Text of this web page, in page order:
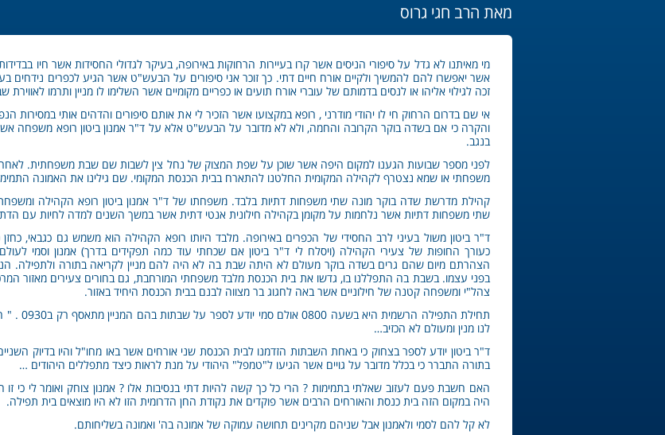
מאת הרב חגי גרוס
מי מאיתנו לא גדל על סיפורי הניסים אשר קרו בעיירות הרחוקות באירופה, בעיקר לגדולי החסידות אשר חיו
אשר יאפשרו להם להמשיך ולקיים אורח חיים דתי. כך זוכר אני סיפורים על הבעש"ט אשר הגיע לכפרים נידחים
זכה לגילוי אליהו או לנסים בדמותם של עוברי אורח תועים או כפריים מקומיים אשר השלימו לו מניין ותרמו לאווירת
אי שם בדרום הרחוק חי לו יהודי מודרני , רופא במקצועו אשר הזכיר לי את אותם סיפורים והדהים אותי במסירות
והקרה כי אם בשדה בוקר הקרובה והחמה, ולא לא מדובר על הבעש"ט אלא על ד"ר אמנון ביטון רופא
בנגב.
לפני מספר שבועות הגענו למקום היפה אשר שוכן על שפת המצוק של נחל צין לשבות שם שבת משפחתית.
משפחתי או שמא נצטרף לקהילה המקומית החלטנו להתארח בבית הכנסת המקומי. שם גילינו את האמונה
קהילת מדרשת שדה בוקר מונה שתי משפחות דתיות בלבד. משפחתו של ד"ר אמנון ביטון רופא הקהילה
שתי משפחות דתיות אשר נלחמות על מקומן בקהילה חילונית אנטי דתית אשר במשך השנים למדה לחיות עם
ד"ר ביטון משול בעיני לרב החסידי של הכפרים באירופה. מלבד היותו רופא הקהילה הוא משמש גם כגבאי,
כעורך החופות של צעירי הקהילה (ויסלח לי ד"ר ביטון אם שכחתי עוד כמה תפקידים בדרך) אמנון וסמי
הצהרתם מיום שהם גרים בשדה בוקר מעולם לא היתה שבת בה לא היה להם מניין לקריאה בתורה ולתפילה.
בפני עצמו. בשבת בה התפללנו בו, גדשו את בית הכנסת מלבד משפחתי המורחבת, גם בחורים צעירים מאזור
צהל"י ומשפחה קטנה של חילוניים אשר באה לחגוג בר מצווה לבנם בבית הכנסת היחיד באזור.
תחילת
לנו מנין ומעולם לא הכזיב…
ד"ר ביטון יודע לספר בצחוק כי באחת השבתות הזדמנו לבית הכנסת שני אורחים אשר באו מחו"ל והיו בדיוק
בתורה התברר כי בכלל מדובר על גויים אשר הגיעו ל"טמפל" היהודי על מנת לראות כיצד מתפללים היהודים …
האם חשבת פעם לעזוב שאלתי בתמימות ? הרי כל כך קשה להיות דתי בנסיבות אלו ? אמנון צוחק ואומר לי כי
היה במקום הזה בית כנסת והאורחים הרבים אשר פוקדים את נקודת החן הדרומית הזו לא היו מוצאים בית תפילה.
לא קל להם לסמי ולאמנון אבל שניהם מקרינים תחושה עמוקה של אמונה בה' ואמונה בשליחותם.